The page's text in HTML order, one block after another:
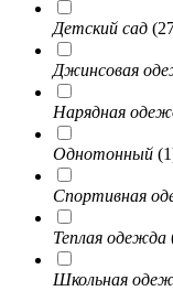
Детский сад
Джинсовая
Нарядная
Однотонный
Спортивная
Теплая одежда
Школьная